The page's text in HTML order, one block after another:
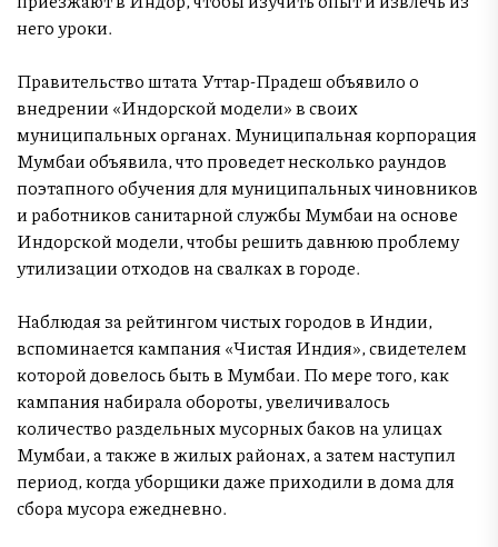
него уроки.
Правительство штата Уттар-Прадеш объявило о
внедрении «Индорской модели» в своих
муниципальных органах. Муниципальная корпорация
Мумбаи объявила, что проведет несколько раундов
поэтапного обучения для муниципальных чиновников
и работников санитарной службы Мумбаи на основе
Индорской модели, чтобы решить давнюю проблему
утилизации отходов на свалках в городе.
Наблюдая за рейтингом чистых городов в Индии,
вспоминается кампания «Чистая Индия», свидетелем
которой довелось быть в Мумбаи. По мере того, как
кампания набирала обороты, увеличивалось
количество раздельных мусорных баков на улицах
Мумбаи, а также в жилых районах, а затем наступил
период, когда уборщики даже приходили в дома для
сбора мусора ежедневно.